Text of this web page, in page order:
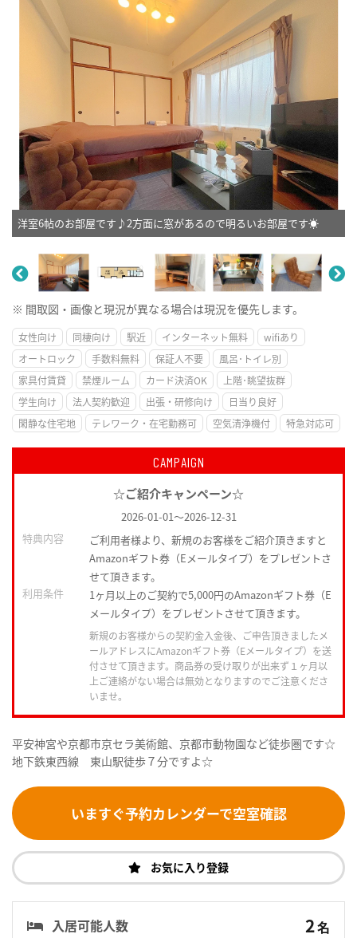
洋室6帖のお部屋です♪2方面に窓があるので明るいお部屋です☀
※ 間取図・画像と現況が異なる場合は現況を優先します。
女性向け 同棲向け 駅近 インターネット無料
wifiあり
オートロック
手数料無料 保証人不要
風呂･トイレ別
家具付賃貸
禁煙ルーム カード決済OK
上階･眺望抜群
学生向け
法人契約歓迎 出張・研修向け
日当り良好
閑静な住宅地
テレワーク・在宅勤務可 空気清浄機付 特急対応可
CAMPAIGN
☆ご紹介キャンペーン☆
2026-01-01～2026-12-31
特典内容
ご利用者様より、新規のお客様をご紹介頂きますと
Amazonギフト券（Eメールタイプ）をプレゼントさ
せて頂きます。
利用条件
1ヶ月以上のご契約で5,000円のAmazonギフト券（E
メールタイプ）をプレゼントさせて頂きます。
新規のお客様からの契約金入金後、ご申告頂きましたメ
ールアドレスにAmazonギフト券（Eメールタイプ）を送
付させて頂きます。商品券の受け取りが出来ず１ヶ月以
上ご連絡がない場合は無効となりますのでご注意くださ
いませ。
平安神宮や京都市京セラ美術館、京都市動物園など徒歩圏です☆
地下鉄東西線 東山駅徒歩７分ですよ☆
いますぐ予約カレンダーで空室確認
お気に入り登録
入居可能人数 2名